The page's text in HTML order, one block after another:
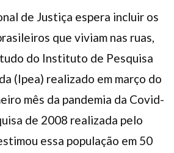
de Justiça espera incluir os
que viviam nas ruas,
do Instituto de Pesquisa
(Ipea) realizado em março do
mês da pandemia da Covid-
de 2008 realizada pelo
essa população em 50